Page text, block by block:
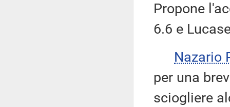
Propone
6.6 e
Nazario
per una
sciogliere